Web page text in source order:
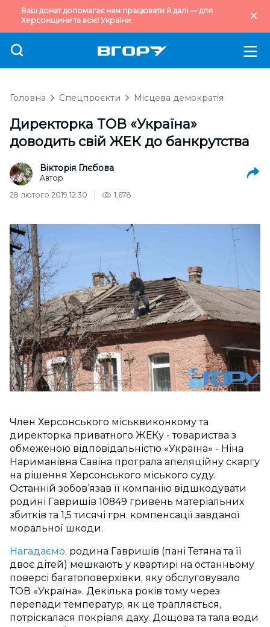
Ваш донат допомагає нам працювати й далі — для
Херсонщини та всієї України.
Головна Спецпроєкти Місцева демократія
Директорка ТОВ «Україна»
доводить свій ЖЕК до банкрутства
Вікторія Глєбова
Автор
28 лютого 2019 12:30
1,678
Член Херсонського міськвиконкому та
директорка приватного ЖЕКу - товариства з
обмеженою відповідальністю «Україна» - Ніна
Нариманівна Савіна програла апеляційну скаргу
на рішення Херсонського міського суду.
Останній зобов’язав її компанію відшкодувати
родині Гавришів 10849 гривень матеріальних
збитків та 1,5 тисячі грн. компенсації завданої
моральної шкоди.
Нагадаємо, родина Гавришів (пані Тетяна та її
двоє дітей) мешкають у квартирі на останньому
поверсі багатоповерхівки, яку обслуговувало
ТОВ «Україна». Декілька років тому через
перепади температур, як це трапляється,
потріскалася покрівля даху. Дощова та тала води